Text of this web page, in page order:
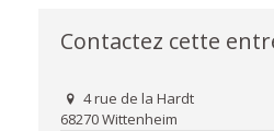
Contactez cette
4 rue de la Hardt
68270 Wittenheim